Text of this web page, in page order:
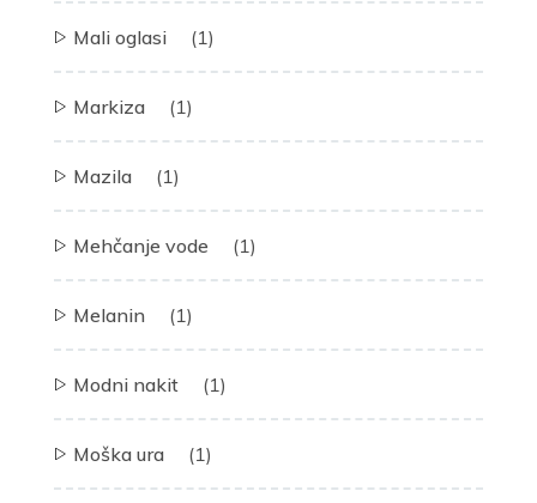
Mali oglasi (1)
Markiza (1)
Mazila (1)
Mehčanje vode (1)
Melanin (1)
Modni nakit (1)
Moška ura (1)